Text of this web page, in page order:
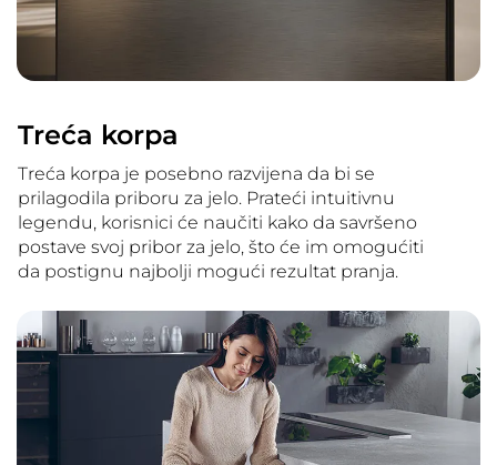
Treća korpa
Treća korpa je posebno razvijena da bi se
prilagodila priboru za jelo. Prateći intuitivnu
legendu, korisnici će naučiti kako da savršeno
postave svoj pribor za jelo, što će im omogućiti
da postignu najbolji mogući rezultat pranja.